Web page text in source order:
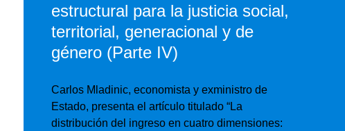
estructural para la justicia social,
territorial, generacional y de
género (Parte IV)
Carlos Mladinic, economista y exministro de
Estado, presenta el artículo titulado “La
distribución del ingreso en cuatro dimensiones: